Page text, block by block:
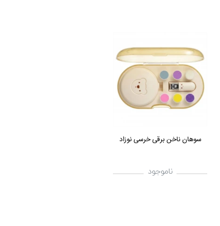
سوهان ناخن برقی خرسی نوزاد
ناموجود